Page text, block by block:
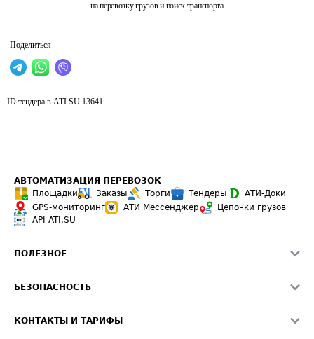
на перевозку грузов и поиск транспорта
Поделиться
ID тендера в ATI.SU 13641
АВТОМАТИЗАЦИЯ ПЕРЕВОЗОК
Площадки
Заказы Торги Тендеры
АТИ-Доки
GPS-мониторинг
АТИ Мессенджер
Цепочки грузов
API ATI.SU
ПОЛЕЗНОЕ
Звезды ATI.SU на вашем сайте
БЕЗОПАСНОСТЬ
КОНТАКТЫ И ТАРИФЫ